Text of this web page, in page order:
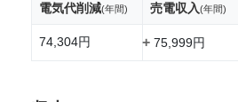
電気代削減(年間) 売電収入(年間)
74,304円 +75,999円